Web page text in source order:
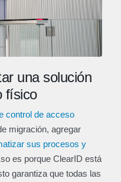
una solución
físico
control de acceso
migración, agregar
sus procesos y
es porque ClearID está
garantiza que todas las